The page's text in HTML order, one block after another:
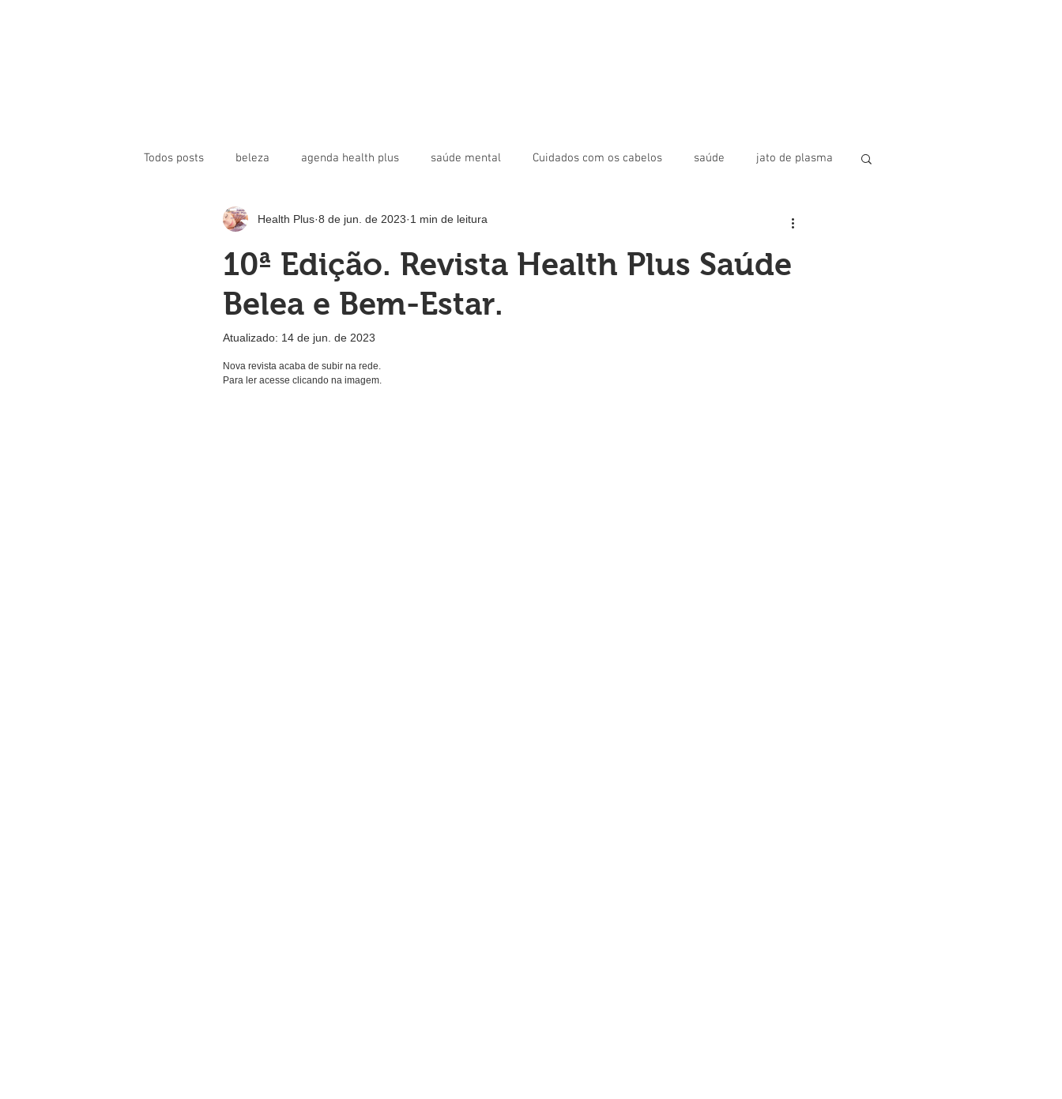
Todos posts beleza agenda health plus saúde mental Cuidados com os cabelos saúde jato de plasma
toxina botulínica beleza toxina botulínica bioestimulador Fios de PDO
saúde corporal
10ª Edição. Revista Health Plus Saúde
Belea e Bem-Estar.
Health Plus 8 de jun. de 2023 1 min de leitura
Atualizado: 14 de jun. de 2023
Nova revista acaba de subir na rede.
Para ler acesse clicando na imagem.